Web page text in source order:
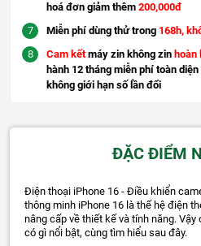
hoá đơn giảm thêm 200,000đ
Miễn phí dùng thử trong 168h,
Cam kếtmáy zin không zin hoàn
hành 12 tháng miễn phí toàn
không giới hạn số lần đổi
ĐẶC ĐIỂM
Điện thoại iPhone 16 - Điều khiển
thông minh iPhone 16 là thế hệ điện
nâng cấp về thiết kế và tính năng.
có gì nổi bật, cùng tìm hiểu sau đây.